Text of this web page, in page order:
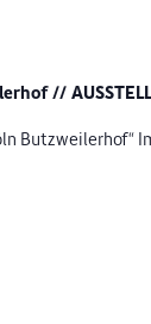
//
Butzweilerhof“